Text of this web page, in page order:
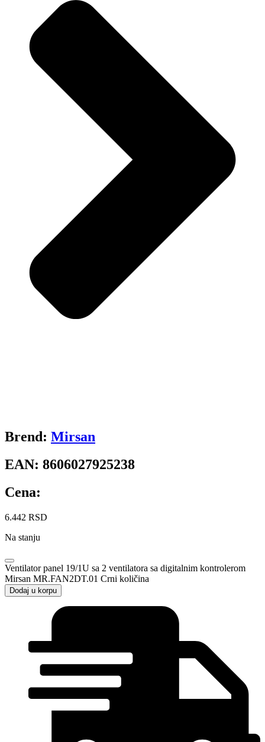
Brend: Mirsan
EAN: 8606027925238
Cena:
6.442 RSD
Na stanju
Ventilator panel 19/1U sa 2 ventilatora sa digitalnim kontrolerom
Mirsan MR.FAN2DT.01 Crni količina
Dodaj u korpu